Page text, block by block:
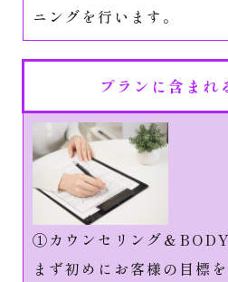
ニングを行います。
プランに含まれ
①カウンセリング＆
まず初めにお客様の目標